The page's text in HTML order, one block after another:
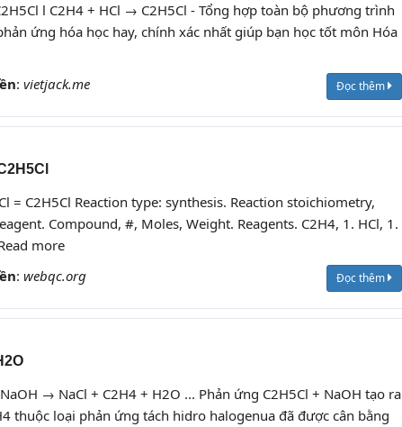
l C2H4 + HCl → C2H5Cl - Tổng hợp toàn bộ phương trình
ứng hóa học hay, chính xác nhất giúp bạn học tốt môn Hóa
: vietjack.me Đọc thêm
= C2H5Cl Reaction type: synthesis. Reaction stoichiometry,
Compound, #, Moles, Weight. Reagents. C2H4, 1. HCl, 1.
more
: webqc.org Đọc thêm
→ NaCl + C2H4 + H2O ... Phản ứng C2H5Cl + NaOH tạo ra
thuộc loại phản ứng tách hidro halogenua đã được cân bằng